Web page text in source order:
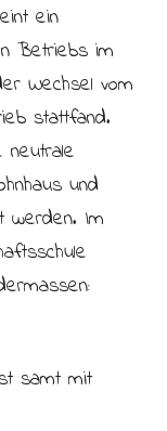
ein
Betriebs im
Wechsel vom
stattfand.
und
werden. Im
samt mit